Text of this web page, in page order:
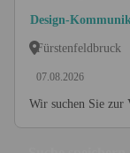
Design-
Fürstenfeldbruck
07.08.2026
Wir suchen Sie zur